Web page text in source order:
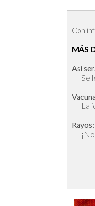
Con
MÁS
Así
Se
La